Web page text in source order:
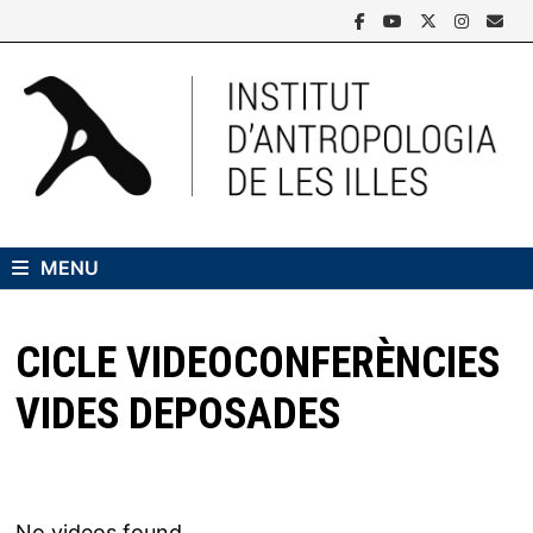
to
content
MENU
CICLE VIDEOCONFERÈNCIES
VIDES DEPOSADES